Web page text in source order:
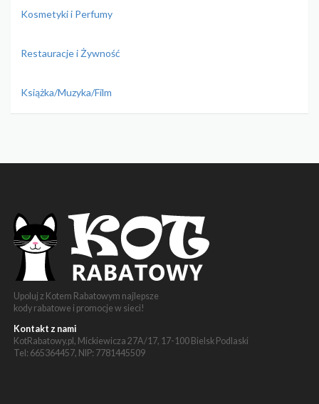
Kosmetyki i Perfumy
Restauracje i Żywność
Książka/Muzyka/Film
Upoluj z Kotem Rabatowym najlepsze
kody rabatowe i promocje w sieci!
Kontakt z nami
KotRabatowy.pl, Mickiewicza 27A/17, 17-100 Bielsk Podlaski
Tel: 665364457, NIP: 7781445509